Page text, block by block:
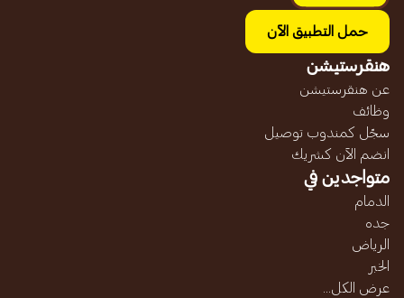
حمل التطبيق الآن
هنقرستيشن
عن هنقرستيشن
وظائف
سجّل كمندوب توصيل
انضم الآن كشريك
متواجدين في
الدمام
جده
الرياض
الخبر
عرض الكل...